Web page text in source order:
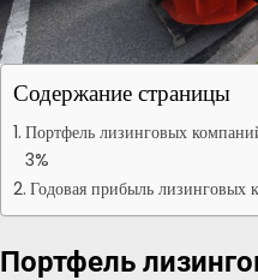
Содержание страницы
Портфель лизинговых
3%
Годовая прибыль лизинговых
Портфель